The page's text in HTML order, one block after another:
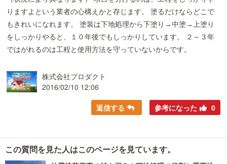
りますよという業者の心構えかと存じます。 塗るだけならどこで
もきれいになれます。 塗装は下地処理から下塗り→中塗→上塗り
をしっかりやると、１０年後でもしっかりしています。 ２～３年
ではがれるのは工程と使用方法を守っていないからです。
株式会社プロダクト
2016/02/10 12:06
返信する 参考になった 0
この質問を見た人はこのページを見ています。